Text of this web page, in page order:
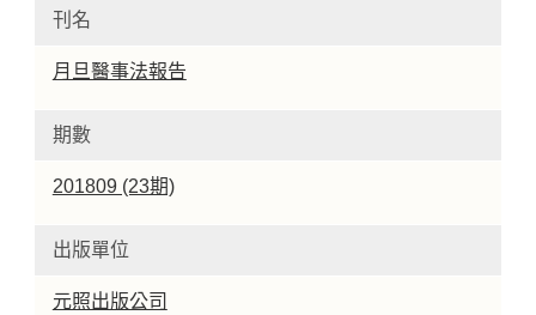
刊名
月旦醫事法報告
期數
201809 (23期)
出版單位
元照出版公司